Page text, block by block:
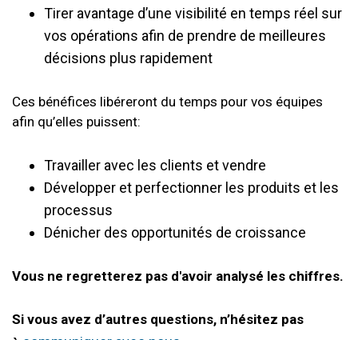
Tirer avantage d’une visibilité en temps réel sur
vos opérations afin de prendre de meilleures
décisions plus rapidement
Ces bénéfices libéreront du temps pour vos équipes
afin qu’elles puissent:
Travailler avec les clients et vendre
Développer et perfectionner les produits et les
processus
Dénicher des opportunités de croissance
Vous ne regretterez pas d'avoir analysé les chiffres.
Si vous avez d’autres questions, n’hésitez pas